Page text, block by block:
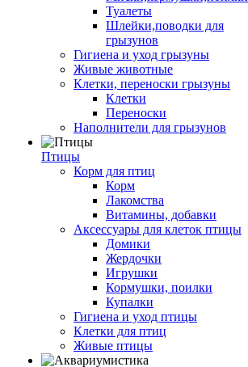
Туалеты
Шлейки,поводки для
грызунов
Гигиена и уход грызуны
Живые животные
Клетки, переноски грызуны
Клетки
Переноски
Наполнители для грызунов
Птицы
Корм для птиц
Корм
Лакомства
Витамины, добавки
Аксессуары для клеток птицы
Домики
Жердочки
Игрушки
Кормушки, поилки
Купалки
Гигиена и уход птицы
Клетки для птиц
Живые птицы